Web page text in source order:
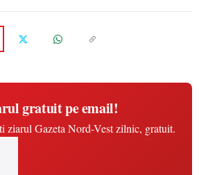
gratuit pe email!
ziarul Gazeta Nord-Vest zilnic, gratuit.